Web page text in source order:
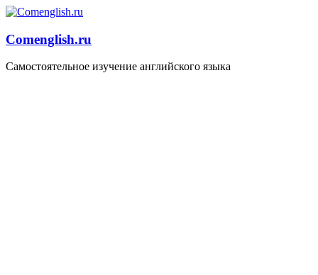
Comenglish.ru
Самостоятельное изучение английского языка